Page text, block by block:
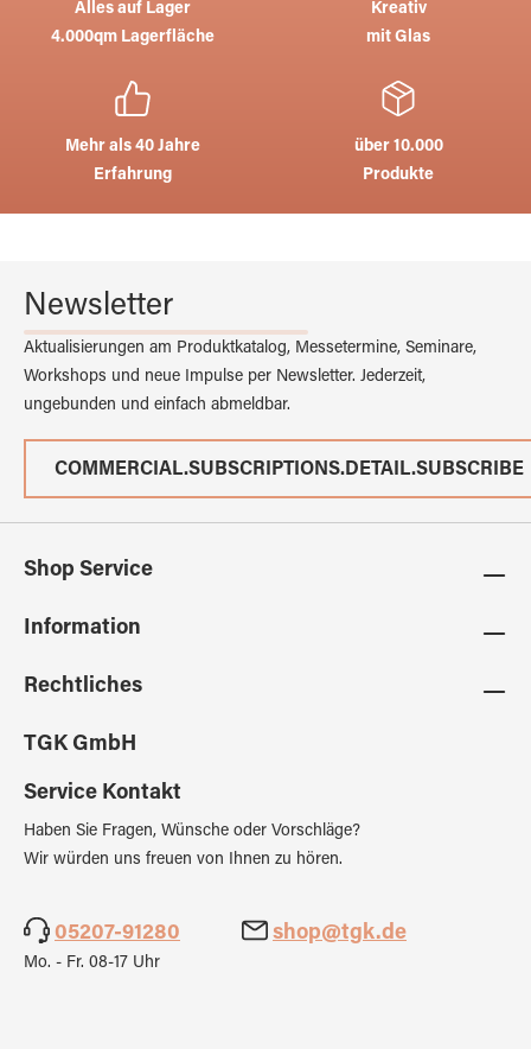
Alles auf Lager
4.000qm Lagerfläche
Kreativ
mit Glas
Mehr als 40 Jahre
Erfahrung
über 10.000
Produkte
Newsletter
Aktualisierungen am Produktkatalog, Messetermine, Seminare,
Workshops und neue Impulse per Newsletter. Jederzeit,
ungebunden und einfach abmeldbar.
COMMERCIAL.SUBSCRIPTIONS.DETAIL.SUBSCRIBE
Shop Service
Information
Rechtliches
TGK GmbH
Service Kontakt
Haben Sie Fragen, Wünsche oder Vorschläge?
Wir würden uns freuen von Ihnen zu hören.
05207-91280 shop@tgk.de
Mo. - Fr. 08-17 Uhr